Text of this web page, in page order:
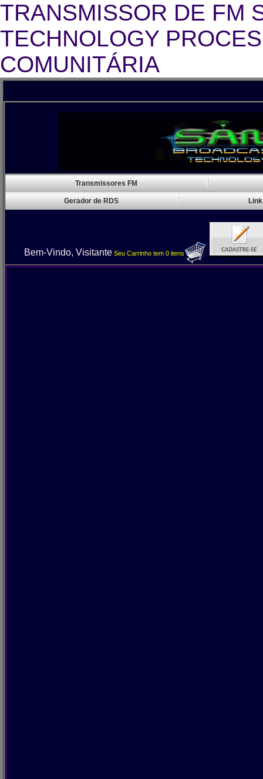
TRANSMISSOR DE FM
TECHNOLOGY
COMUNITÁRIA
Transmissores FM
Gerador de RDS
Bem-Vindo, Visitante Seu Carrinho tem 0 itens